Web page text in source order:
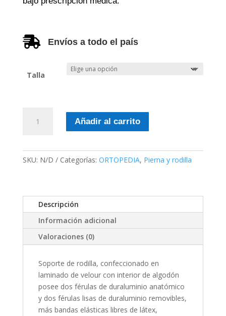
 Envíos a todo el país
Talla
Añadir al carrito
SKU: N/D Categorías: ORTOPEDIA, Pierna y rodilla
Descripción
Información adicional
Valoraciones (0)
Soporte de rodilla, confeccionado en
laminado de velour con interior de algodón
posee dos férulas de duraluminio anatómico
y dos férulas lisas de duraluminio removibles,
más bandas elásticas libres de látex,